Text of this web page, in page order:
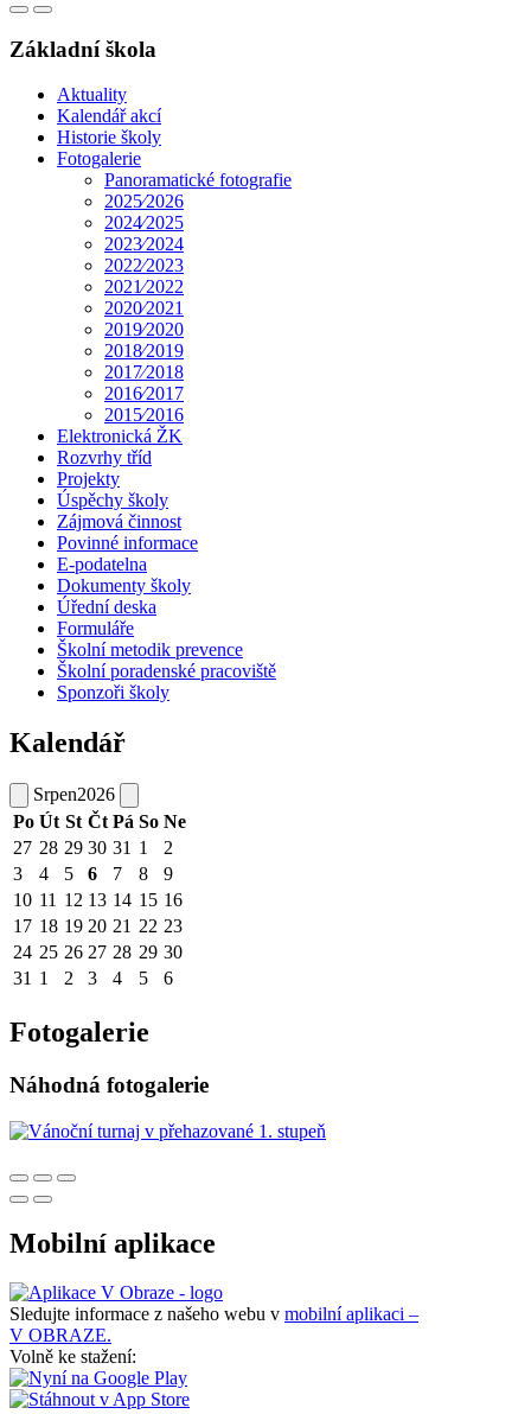
Základní škola
Aktuality
Kalendář akcí
Historie školy
Fotogalerie
Panoramatické fotografie
2025⁄2026
2024⁄2025
2023⁄2024
2022⁄2023
2021⁄2022
2020⁄2021
2019⁄2020
2018⁄2019
2017⁄2018
2016⁄2017
2015⁄2016
Elektronická ŽK
Rozvrhy tříd
Projekty
Úspěchy školy
Zájmová činnost
Povinné informace
E-podatelna
Dokumenty školy
Úřední deska
Formuláře
Školní metodik prevence
Školní poradenské pracoviště
Sponzoři školy
Kalendář
Srpen2026
Po Út St Čt Pá So Ne
27 28 29 30 31 1
2
3
4 5 6 7 8
9
10 11 12 13 14 15 16
17 18 19 20 21 22 23
24 25 26 27 28 29 30
31 1 2 3 4 5 6
Fotogalerie
Náhodná fotogalerie
Mobilní aplikace
Sledujte informace z našeho webu v mobilní aplikaci –
V OBRAZE.
Volně ke stažení: